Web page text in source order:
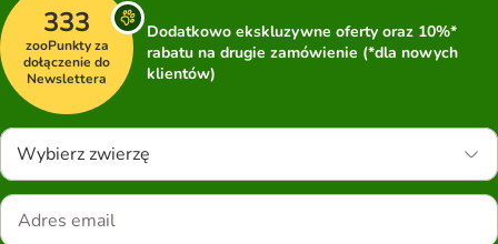
333
zooPunkty za
dołączenie do
Newslettera
Dodatkowo ekskluzywne oferty oraz 10%*
rabatu na drugie zamówienie (*dla nowych
klientów)
Wybierz zwierzę